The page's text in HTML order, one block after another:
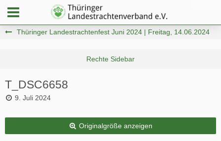
Thüringer Landestrachtenfest Juni 2024 | Freitag, 14.06.2024
T_DSC6658
9. Juli 2024
Originalgröße anzeigen